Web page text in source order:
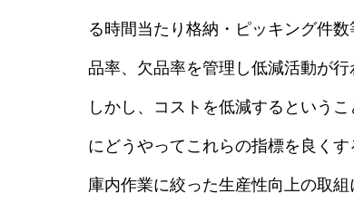
る時間当たり格納・ピッキング件
品率、欠品率を管理し低減活動が行
しかし、コストを低減するという
にどうやってこれらの指標を良く
庫内作業に絞った生産性向上の取組